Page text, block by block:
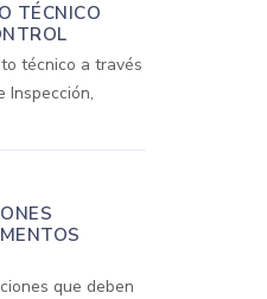
TÉCNICO
técnico a través
Inspección,
que deben